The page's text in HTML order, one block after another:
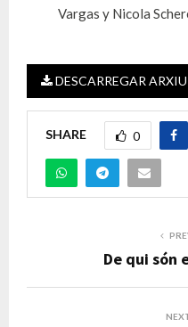
Vargas y Nicola
DESCARREGAR ARXIU
SHARE 0
De qui són